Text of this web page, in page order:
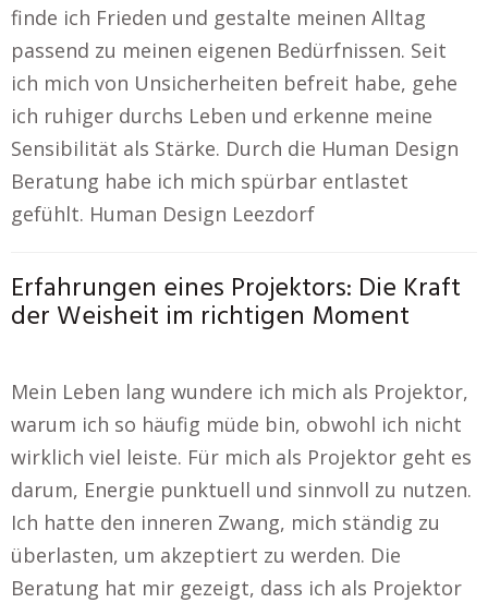
finde ich Frieden und gestalte meinen Alltag
passend zu meinen eigenen Bedürfnissen. Seit
ich mich von Unsicherheiten befreit habe, gehe
ich ruhiger durchs Leben und erkenne meine
Sensibilität als Stärke. Durch die Human Design
Beratung habe ich mich spürbar entlastet
gefühlt. Human Design Leezdorf
Erfahrungen eines Projektors: Die Kraft
der Weisheit im richtigen Moment
Mein Leben lang wundere ich mich als Projektor,
warum ich so häufig müde bin, obwohl ich nicht
wirklich viel leiste. Für mich als Projektor geht es
darum, Energie punktuell und sinnvoll zu nutzen.
Ich hatte den inneren Zwang, mich ständig zu
überlasten, um akzeptiert zu werden. Die
Beratung hat mir gezeigt, dass ich als Projektor